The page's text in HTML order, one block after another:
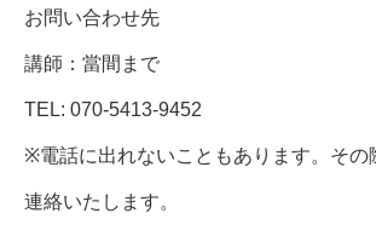
お問い合わせ先
講師：當間まで
TEL: 070-5413-9452
※電話に出れないこともあります。その
連絡いたします。